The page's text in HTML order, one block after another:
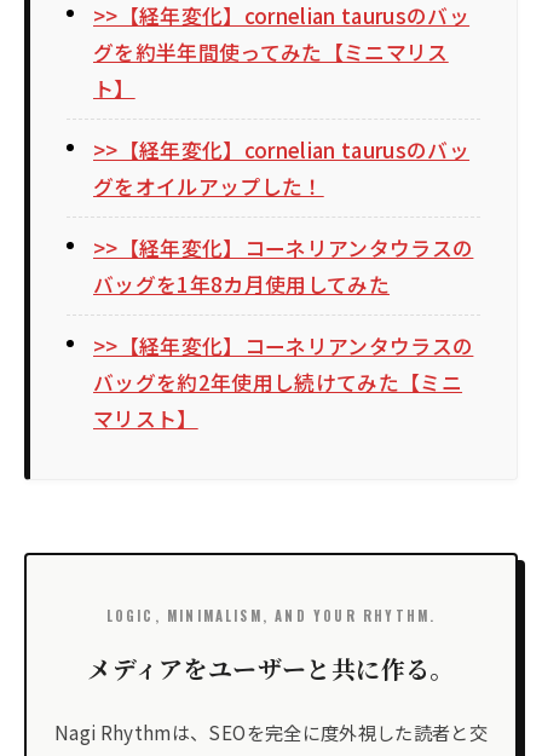
>>【経年変化】cornelian taurusのバッ
グを約半年間使ってみた【ミニマリス
ト】
>>【経年変化】cornelian taurusのバッ
グをオイルアップした！
>>【経年変化】コーネリアンタウラスの
バッグを1年8カ月使用してみた
>>【経年変化】コーネリアンタウラスの
バッグを約2年使用し続けてみた【ミニ
マリスト】
LOGIC, MINIMALISM, AND YOUR RHYTHM.
メディアをユーザーと共に作る。
Nagi Rhythmは、SEOを完全に度外視した読者と交